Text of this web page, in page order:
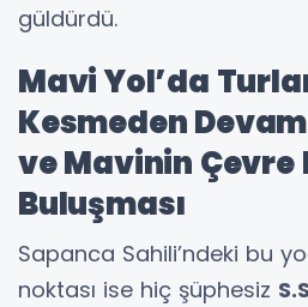
güldürdü.
Mavi Yol’da
Kesmeden
ve Mavinin Çevre
Buluşması
Sapanca Sahili’ndeki bu
noktası ise hiç şüphesiz